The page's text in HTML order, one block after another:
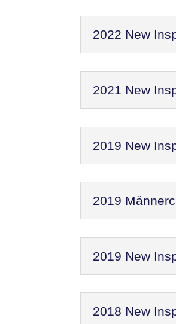
2022 New
2021 New
2019 New
2019
2019 New
2018 New